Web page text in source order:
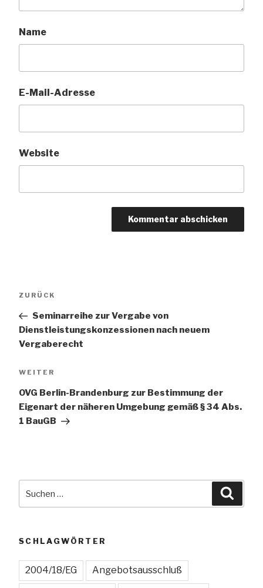
Name
E-Mail-Adresse
Website
Vorheriger
ZURÜCK
Seminarreihe zur Vergabe von
Dienstleistungskonzessionen nach neuem
Vergaberecht
Nächster
WEITER
OVG Berlin-Brandenburg zur Bestimmung der
Eigenart der näheren Umgebung gemäß § 34 Abs.
1 BauGB
nach:
SCHLAGWÖRTER
2004/18/EG Angebotsausschluß